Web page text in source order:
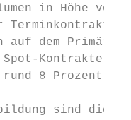
in Höhe von
Terminkontrakte
auf dem
Kontrakte
8 Prozent
sind die